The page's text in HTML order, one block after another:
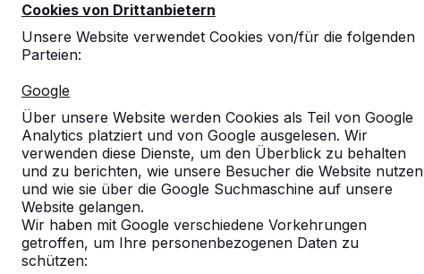
Cookies von Drittanbietern
Unsere Website verwendet Cookies von/für die folgenden
Parteien:
Google
Über unsere Website werden Cookies als Teil von Google
Analytics platziert und von Google ausgelesen. Wir
verwenden diese Dienste, um den Überblick zu behalten
und zu berichten, wie unsere Besucher die Website nutzen
und wie sie über die Google Suchmaschine auf unsere
Website gelangen.
Wir haben mit Google verschiedene Vorkehrungen
getroffen, um Ihre personenbezogenen Daten zu
schützen:
gekauftVergleichbare Produkte